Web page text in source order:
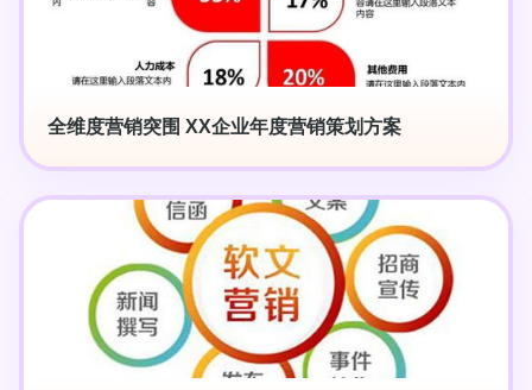
全维度营销突围 XX企业年度营销策划方案